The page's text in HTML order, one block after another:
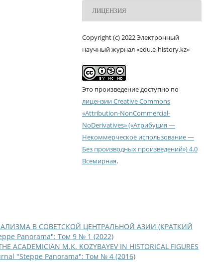
ЛИЦЕНЗИЯ
Copyright (c) 2022 Электронный
научный журнал «edu.e-history.kz»
Это произведение доступно по
лицензии Creative Commons
«Attribution-NonCommercial-
NoDerivatives» («Атрибуция —
Некоммерческое использование —
Без производных произведений») 4.0
Всемирная.
В СОВЕТСКОЙ ЦЕНТРАЛЬНОЙ АЗИИ (КРАТКИЙ
Panorama": Том 9 № 1 (2022)
ACADEMICIAN M.K. KOZYBAYEV IN HISTORICAL FIGURES
"Steppe Panorama": Том № 4 (2016)